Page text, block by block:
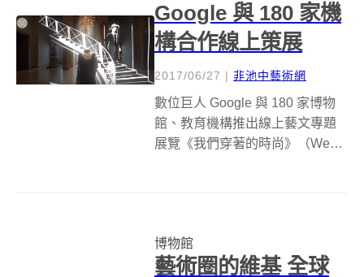
Google 與 180 家機
構合作線上策展
2017/06/27 | 非池中藝術網
數位巨人 Google 與 180 家博物
館、教育機構推出線上藝文專題
展覽《我們穿著的時尚》（We
博物館
藝術圈的維基 全球